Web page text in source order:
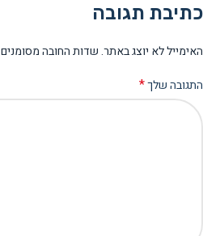
כתיבת תגובה
האימייל לא יוצג באתר.שדות החובה מסומנים
התגובה שלך*